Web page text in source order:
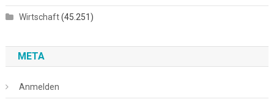
Wirtschaft(45.251)
META
Anmelden